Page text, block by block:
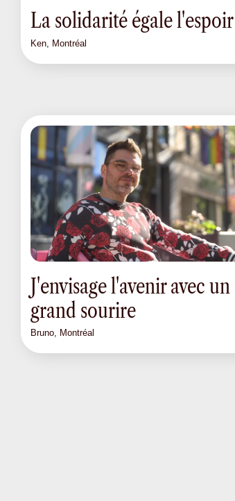
La solidarité égale l'espoir
Ken, Montréal
J'envisage l'avenir avec un
grand sourire
Bruno, Montréal